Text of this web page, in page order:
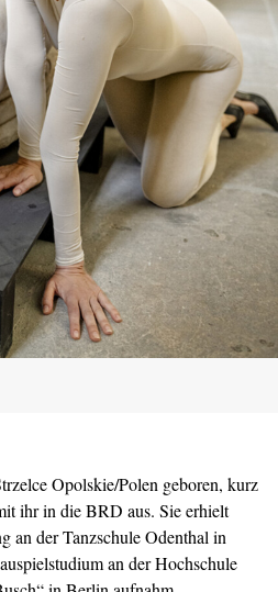
Opolskie/Polen geboren, kurz
ihr in die BRD aus. Sie erhielt
an der Tanzschule Odenthal in
an der Hochschule